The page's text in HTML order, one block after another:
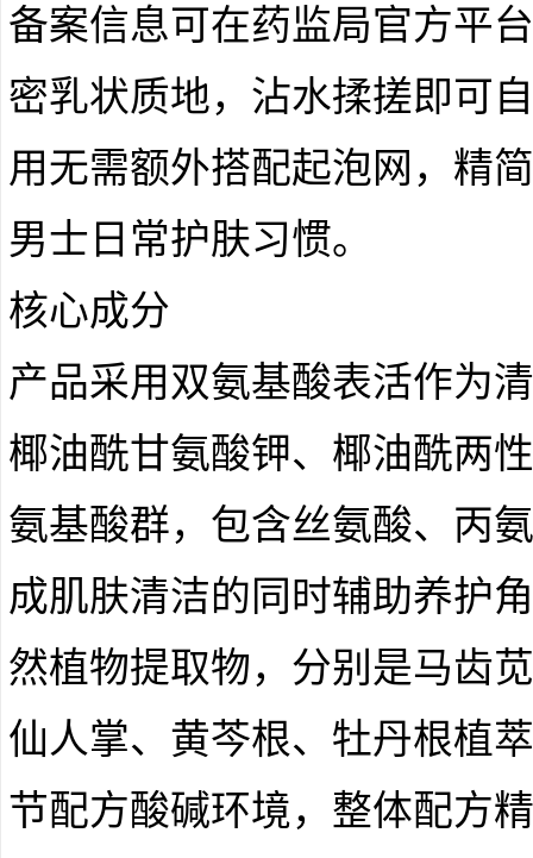
备案信息可在药监局官方平
密乳状质地，沾水揉搓即可
用无需额外搭配起泡网，精
男士日常护肤习惯。
核心成分
产品采用双氨基酸表活作为
椰油酰甘氨酸钾、椰油酰两
氨基酸群，包含丝氨酸、丙
成肌肤清洁的同时辅助养护
然植物提取物，分别是马齿
仙人掌、黄芩根、牡丹根植
节配方酸碱环境，整体配方